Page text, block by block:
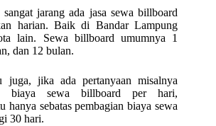
jarang ada jasa sewa billboard
harian. Baik di Bandar Lampung
lain. Sewa billboard umumnya 1
dan 12 bulan.
juga, jika ada pertanyaan misalnya
biaya sewa billboard per hari,
hanya sebatas pembagian biaya sewa
30 hari.